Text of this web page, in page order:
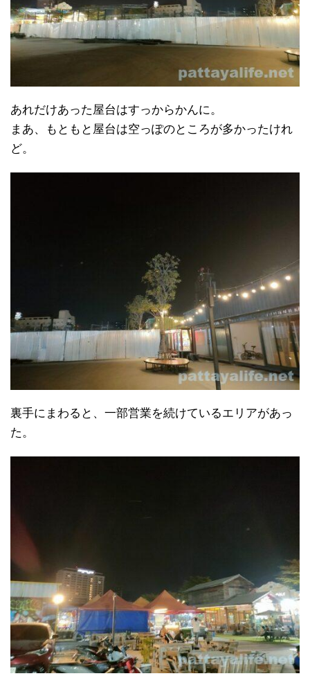
あれだけあった屋台はすっからかんに。
まあ、もともと屋台は空っぽのところが多かったけれ
ど。
裏手にまわると、一部営業を続けているエリアがあっ
た。